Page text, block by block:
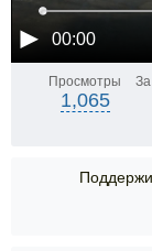
00:00
Просмотры
1,065
За